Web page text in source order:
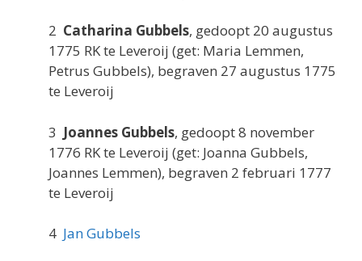
2 Catharina Gubbels, gedoopt 20 augustus
1775 RK te Leveroij (get: Maria Lemmen,
Petrus Gubbels), begraven 27 augustus 1775
te Leveroij
3 Joannes Gubbels, gedoopt 8 november
1776 RK te Leveroij (get: Joanna Gubbels,
Joannes Lemmen), begraven 2 februari 1777
te Leveroij
4 Jan Gubbels